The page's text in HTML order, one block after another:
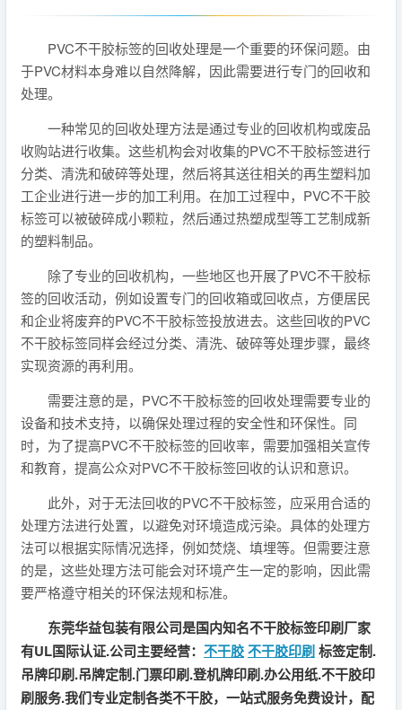
PVC不干胶标签的回收处理是一个重要的环保问题。由
于PVC材料本身难以自然降解，因此需要进行专门的回收和
处理。
一种常见的回收处理方法是通过专业的回收机构或废品
收购站进行收集。这些机构会对收集的PVC不干胶标签进行
分类、清洗和破碎等处理，然后将其送往相关的再生塑料加
工企业进行进一步的加工利用。在加工过程中，PVC不干胶
标签可以被破碎成小颗粒，然后通过热塑成型等工艺制成新
的塑料制品。
除了专业的回收机构，一些地区也开展了PVC不干胶标
签的回收活动，例如设置专门的回收箱或回收点，方便居民
和企业将废弃的PVC不干胶标签投放进去。这些回收的PVC
不干胶标签同样会经过分类、清洗、破碎等处理步骤，最终
实现资源的再利用。
需要注意的是，PVC不干胶标签的回收处理需要专业的
设备和技术支持，以确保处理过程的安全性和环保性。同
时，为了提高PVC不干胶标签的回收率，需要加强相关宣传
和教育，提高公众对PVC不干胶标签回收的认识和意识。
此外，对于无法回收的PVC不干胶标签，应采用合适的
处理方法进行处置，以避免对环境造成污染。具体的处理方
法可以根据实际情况选择，例如焚烧、填埋等。但需要注意
的是，这些处理方法可能会对环境产生一定的影响，因此需
要严格遵守相关的环保法规和标准。
东莞华益包装有限公司是国内知名不干胶标签印刷厂家
有UL国际认证.公司主要经营： 不干胶不干胶印刷标签定制.
吊牌印刷.吊牌定制.门票印刷.登机牌印刷.办公用纸.不干胶印
刷服务.我们专业定制各类不干胶，一站式服务免费设计，配